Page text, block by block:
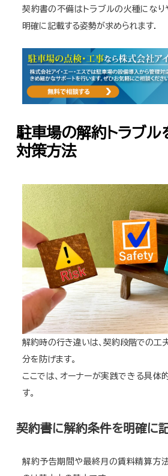
契約書の不備はトラブルの火種になり
明確に記載する姿勢が求められます.
駐車場の解約トラブル
対策方法
解約時の行き違いは、契約段階での工
分を防げます。
ここでは、オーナーが実践できる具体
す。
契約書に解約条件を明確に
解約予告期間や最終月の賃料精算方